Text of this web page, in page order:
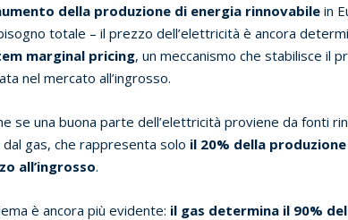
della produzione di energia rinnovabile in
totale – il prezzo dell’elettricità è ancora
marginal pricing, un meccanismo che stabilisce il
nel mercato all’ingrosso.
se una buona parte dell’elettricità proviene da fonti
gas, che rappresenta solo il 20% della
all’ingrosso.
è ancora più evidente: il gas determina il 90%